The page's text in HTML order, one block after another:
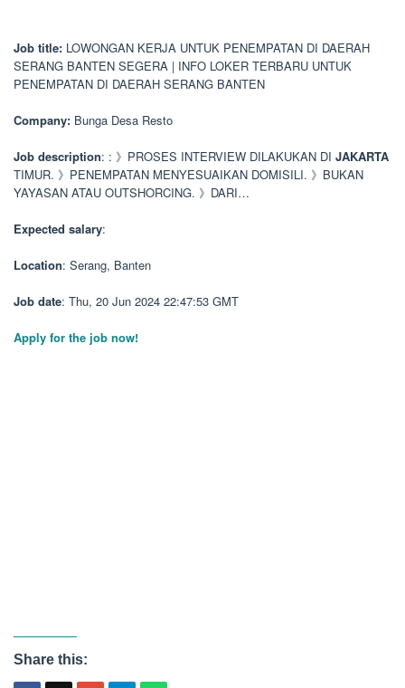
Job title: LOWONGAN KERJA UNTUK PENEMPATAN DI DAERAH
SERANG BANTEN SEGERA | INFO LOKER TERBARU UNTUK
PENEMPATAN DI DAERAH SERANG BANTEN
Company: Bunga Desa Resto
Job description: : 》PROSES INTERVIEW DILAKUKAN DI JAKARTA
TIMUR. 》PENEMPATAN MENYESUAIKAN DOMISILI. 》BUKAN
YAYASAN ATAU OUTSHORCING. 》DARI…
Expected salary:
Location: Serang, Banten
Job date: Thu, 20 Jun 2024 22:47:53 GMT
Apply for the job now!
Share this: